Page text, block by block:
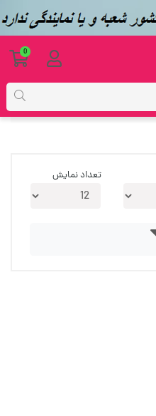
تعداد نمایش
0